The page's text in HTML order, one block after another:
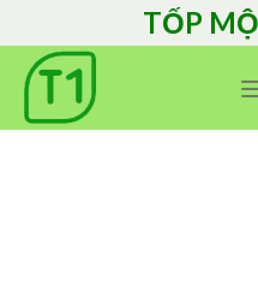
to
content
TỐP